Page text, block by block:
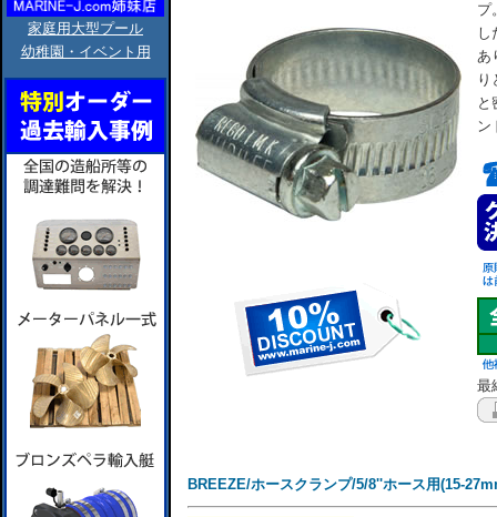
家庭用大型プール
幼稚園・イベント用
プ
し
あ
り
と
ン
最
BREEZE/ホースクランプ/5/8''ホース用(15-